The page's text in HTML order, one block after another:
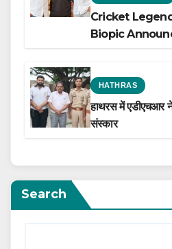
Cricket
Biopic
HATHRAS
हाथरस में एडीएचआर
संस्कार
Search